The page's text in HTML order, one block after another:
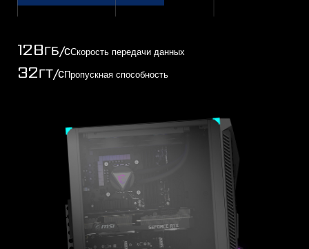
128ГБ/сСкорость передачи данных
32ГТ/сПропускная способность